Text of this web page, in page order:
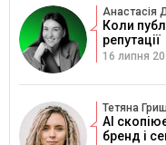
Анастасія
Коли
репутації
16 липня
Тетяна
AI
бренд і